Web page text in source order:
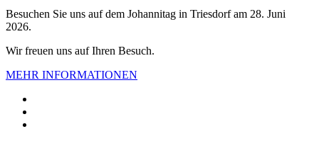
Besuchen Sie uns auf dem Johannitag in Triesdorf am 28. Juni
2026.
Wir freuen uns auf Ihren Besuch.
MEHR INFORMATIONEN